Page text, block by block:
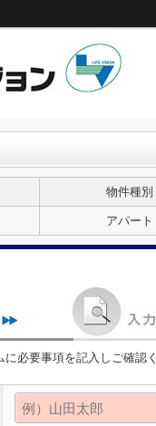
物件種別
アパート
に必要事項を記入しご確認